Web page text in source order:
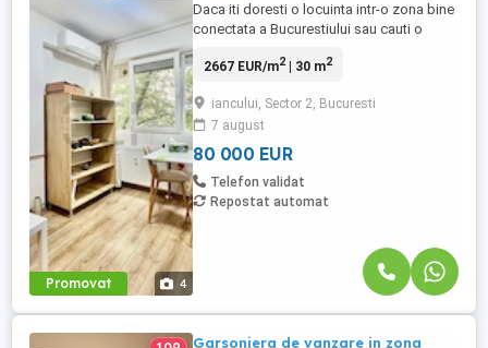
Promovat 4
Daca iti doresti o locuinta intr-o zona bine
conectata a Bucurestiului sau cauti o
inchiriere, aceasta garsoniera din zona
unui bloc construit in 1978, locuinta are o
suprafata utila de 30 mp si a fost
renovata, ...
2667 EUR/m2| 30 m2
iancului, Sector 2, Bucuresti
7 august
80 000 EUR
Telefon validat
Repostat automat
Garsoniera de vanzare in zona